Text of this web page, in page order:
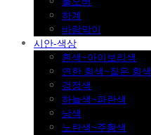
하계
바람막이
시안-색상
흰색~아이보리색
연한 회색~짙은 회색
검정색
하늘색~파란색
남색
노란색~주황색